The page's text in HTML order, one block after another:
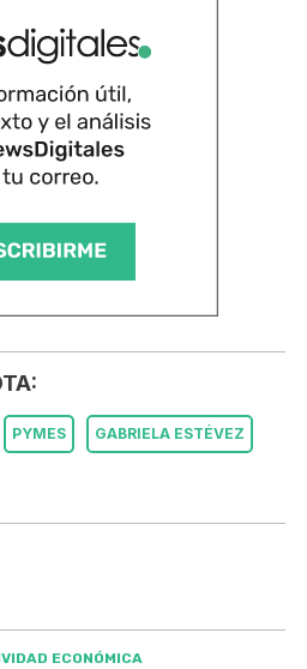
PYMES GABRIELA ESTÉVEZ
ECONÓMICA